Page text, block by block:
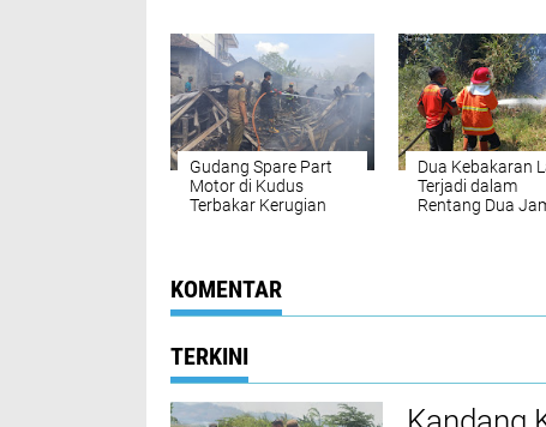
Berhasil Dipadamkan
Petugas dalam 10
Menit
Sebelum Meluas
Gudang Spare Part
Motor di Kudus
Terbakar Kerugian
Dua Kebakaran
Terjadi dalam
Rentang Dua
KOMENTAR
TERKINI